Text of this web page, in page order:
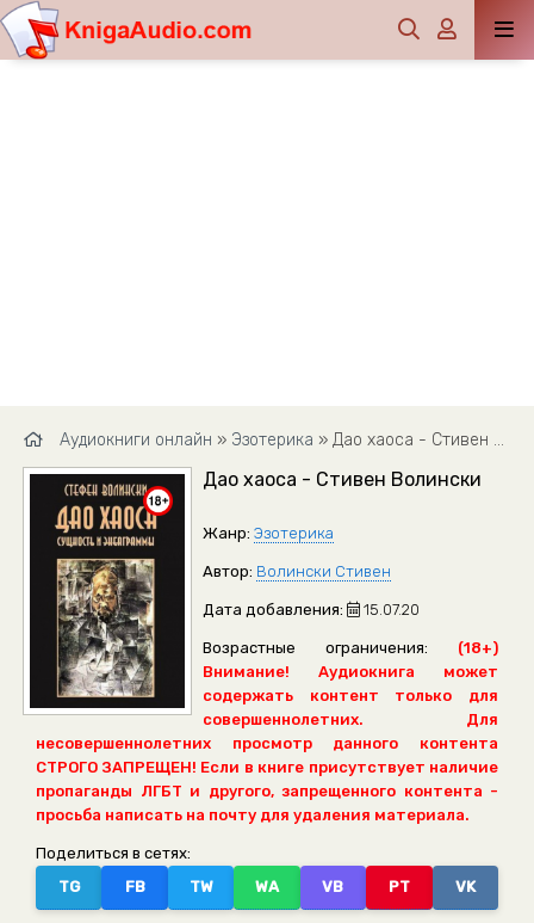
Аудиокниги онлайн » Эзотерика » Дао хаоса - Стивен Волински
Дао хаоса - Стивен Волински
Жанр: Эзотерика
Автор: Волински Стивен
Дата добавления: 15.07.20
Возрастные ограничения:
(18+)
Внимание! Аудиокнига может
содержать контент только для
совершеннолетних. Для
несовершеннолетних просмотр данного контента
СТРОГО ЗАПРЕЩЕН! Если в книге присутствует наличие
пропаганды ЛГБТ и другого, запрещенного контента -
просьба написать на почту для удаления материала.
Поделиться в сетях:
TG
FB TW WA VB PT VK